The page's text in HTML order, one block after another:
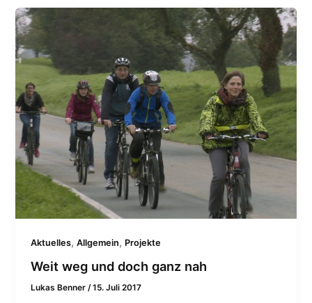
Aktuelles,Allgemein, Projekte
Weit weg und doch ganz nah
Lukas Benner/15. Juli 2017